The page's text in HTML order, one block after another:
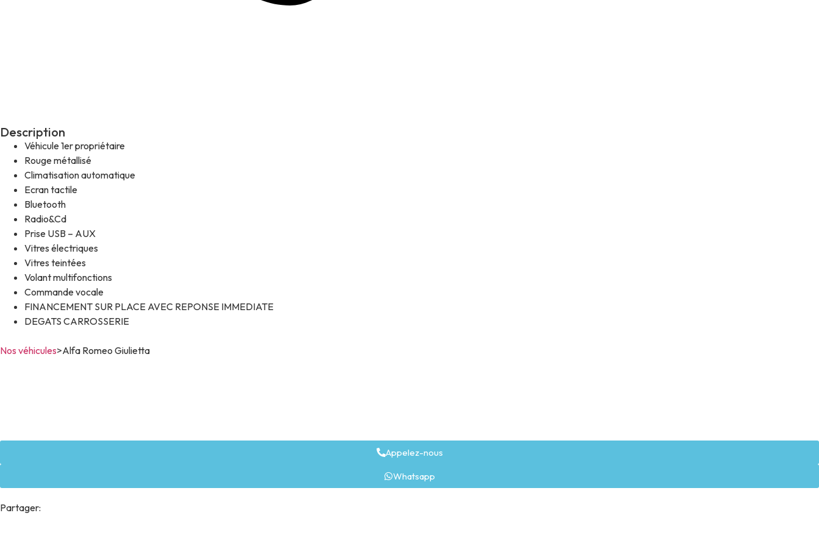
Description
Véhicule 1er propriétaire
Rouge métallisé
Climatisation automatique
Ecran tactile
Bluetooth
Radio&Cd
Prise USB – AUX
Vitres électriques
Vitres teintées
Volant multifonctions
Commande vocale
FINANCEMENT SUR PLACE AVEC REPONSE IMMEDIATE
DEGATS CARROSSERIE
Nos véhicules>Alfa Romeo Giulietta
Appelez-nous
Whatsapp
Partager: